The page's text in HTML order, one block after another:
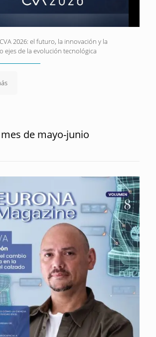
2026: el futuro, la innovación y la
ejes de la evolución tecnológica
de mayo-junio